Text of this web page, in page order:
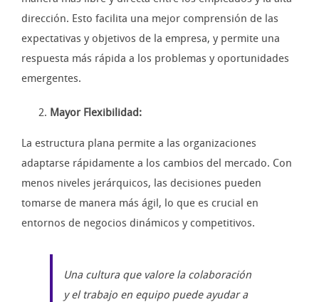
dirección. Esto facilita una mejor comprensión de las
expectativas y objetivos de la empresa, y permite una
respuesta más rápida a los problemas y oportunidades
emergentes.
Mayor Flexibilidad:
La estructura plana permite a las organizaciones
adaptarse rápidamente a los cambios del mercado. Con
menos niveles jerárquicos, las decisiones pueden
tomarse de manera más ágil, lo que es crucial en
entornos de negocios dinámicos y competitivos.
Una cultura que valore la colaboración
y el trabajo en equipo puede ayudar a